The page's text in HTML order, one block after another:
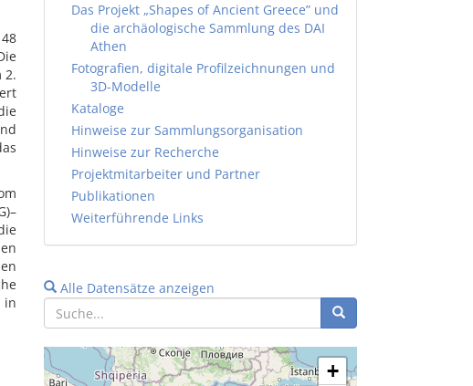
Das Projekt „Shapes of Ancient Greece” und
die archäologische Sammlung des DAI
Athen
Fotografien, digitale Profilzeichnungen und
3D-Modelle
Kataloge
Hinweise zur Sammlungsorganisation
Hinweise zur Recherche
Projektmitarbeiter und Partner
Publikationen
Weiterführende Links
Alle Datensätze anzeigen
+
2.
in